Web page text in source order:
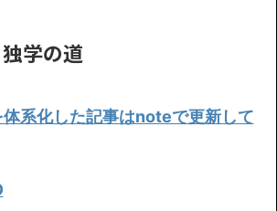
独学の道
系化した記事はnoteで更新して